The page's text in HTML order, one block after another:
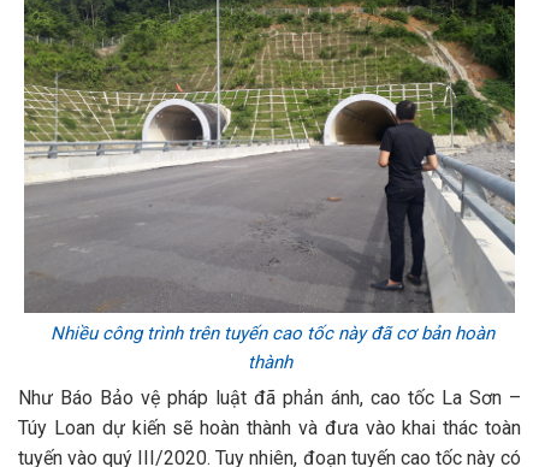
Nhiều công trình trên tuyến cao tốc này đã cơ bản hoàn
thành
Như Báo Bảo vệ pháp luật đã phản ánh, cao tốc La Sơn –
Túy Loan dự kiến sẽ hoàn thành và đưa vào khai thác toàn
tuyến vào quý III/2020. Tuy nhiên, đoạn tuyến cao tốc này có